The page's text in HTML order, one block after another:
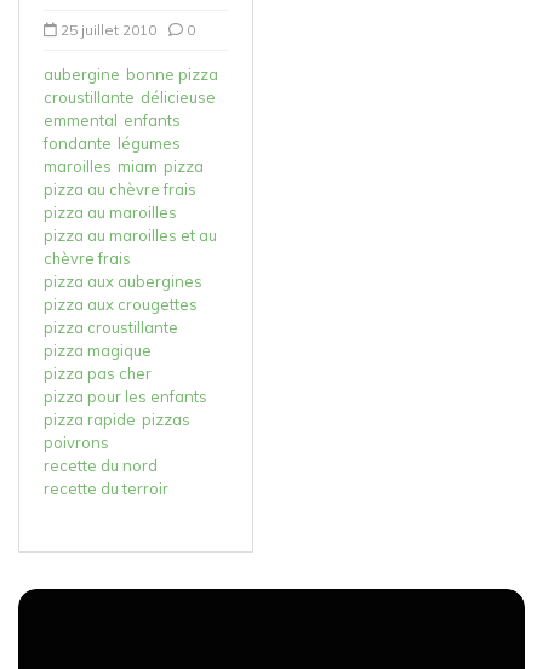
25 juillet 2010 0
aubergine bonne pizza
croustillante délicieuse
emmental enfants
fondante légumes
maroilles miam pizza
pizza au chèvre frais
pizza au maroilles
pizza au maroilles et au
chèvre frais
pizza aux aubergines
pizza aux crougettes
pizza croustillante
pizza magique
pizza pas cher
pizza pour les enfants
pizza rapide pizzas
poivrons
recette du nord
recette du terroir